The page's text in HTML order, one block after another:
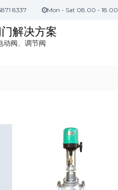
8337 Mon - Sat 08.00 - 18.00
解决方案
动阀、调节阀